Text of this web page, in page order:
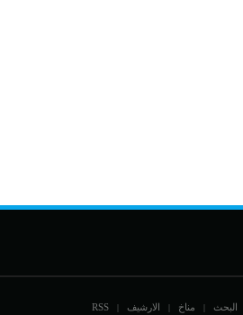
البحث | مناخ | الارشيف |
RSS